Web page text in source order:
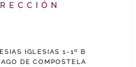
IGLESIAS 1-1º B
DE COMPOSTELA